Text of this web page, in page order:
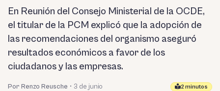
En Reunión del Consejo Ministerial de la OCDE,
el titular de la PCM explicó que la adopción de
las recomendaciones del organismo aseguró
resultados económicos a favor de los
ciudadanos y las empresas.
Por Renzo Reusche • 3 de junio 2 minutos